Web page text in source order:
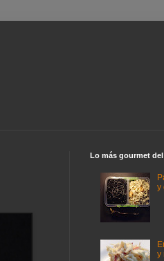
Lo más gourmet
y
y